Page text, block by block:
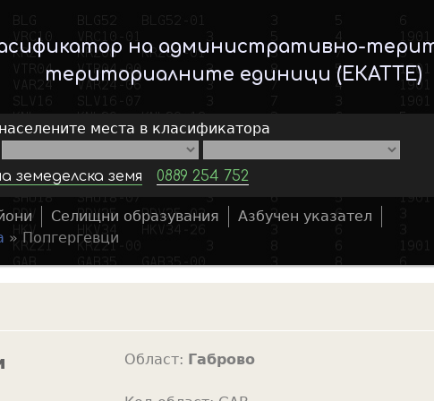
Skip
to
main
на административно-
териториалните единици (ЕКАТТЕ)
места в класификатора
земеделска земя 0889 254 752
a
c
Селищни образувания Азбучен указател
»Попгергевци
Област: Габрово